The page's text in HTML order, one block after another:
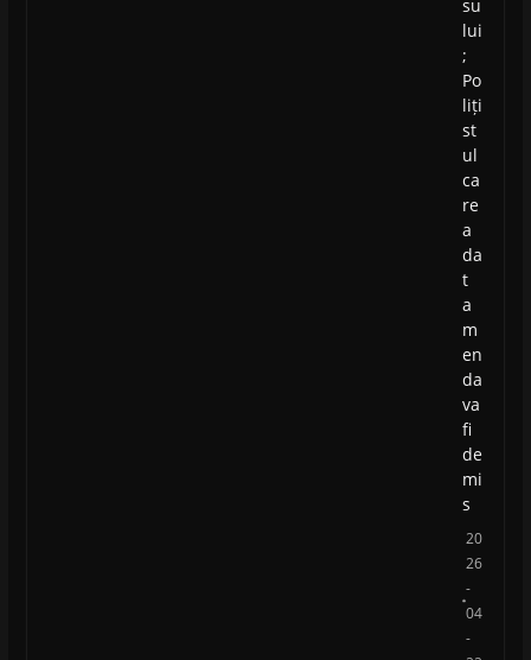
su
lui
;
Po
liți
st
ul
ca
re
a
da
t
a
m
en
da
va
fi
de
mi
s
20
26
-
04
-